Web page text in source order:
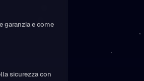
garanzia e come
sicurezza con